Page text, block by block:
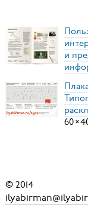
и
60×
© 2014